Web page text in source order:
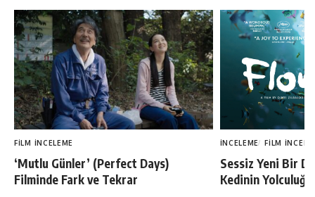
FILM İNCELEME
‘Mutlu Günler’ (Perfect Days)
Filminde Fark ve Tekrar
İNCELEME FILM
Sessiz Yeni Bir
Kedinin Yolculuğu